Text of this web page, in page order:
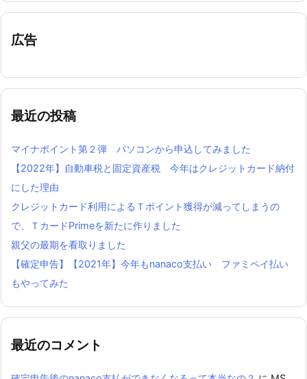
広告
最近の投稿
マイナポイント第２弾 パソコンから申込してみました
【2022年】自動車税と固定資産税 今年はクレジットカード納付
にした理由
クレジットカード利用によるＴポイント獲得が減ってしまうの
で、ＴカードPrimeを新たに作りました
親父の最期を看取りました
【確定申告】【2021年】今年もnanaco支払い ファミペイ払い
もやってみた
最近のコメント